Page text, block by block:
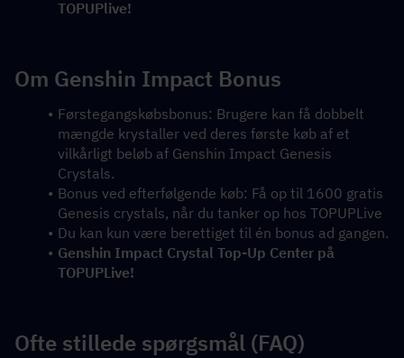
TOPUPlive!
Om Genshin Impact Bonus
Førstegangskøbsbonus: Brugere kan få dobbelt
mængde krystaller ved deres første køb af et
vilkårligt beløb af Genshin Impact Genesis
Crystals.
Bonus ved efterfølgende køb: Få op til 1600 gratis
Genesis crystals, når du tanker op hos TOPUPLive
Du kan kun være berettiget til én bonus ad gangen.
Genshin Impact Crystal Top-Up Center på
TOPUPLive!
Ofte stillede spørgsmål (FAQ)